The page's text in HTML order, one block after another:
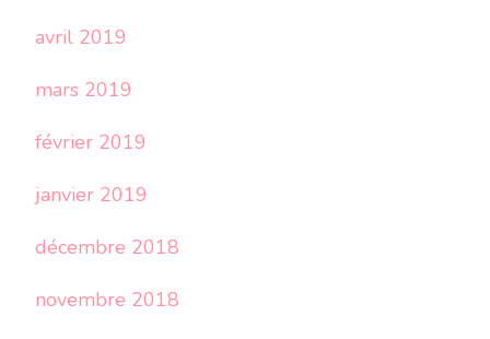
avril 2019
mars 2019
février 2019
janvier 2019
décembre 2018
novembre 2018